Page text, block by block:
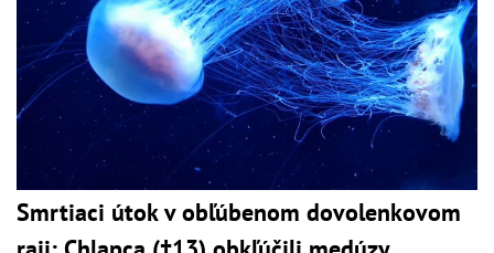
Smrtiaci útok v obľúbenom dovolenkovom